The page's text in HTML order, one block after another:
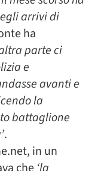
arrivi di
ha
parte ci
e
avanti e
la
battaglione
.
in un